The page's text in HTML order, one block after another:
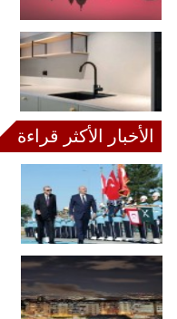
الأخبار الأكثر قراءة